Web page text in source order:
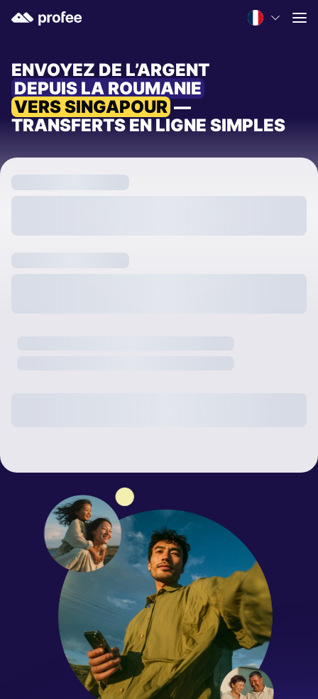
ENVOYEZ DE L’ARGENT
DEPUIS LA ROUMANIE
VERS SINGAPOUR —
TRANSFERTS EN LIGNE SIMPLES